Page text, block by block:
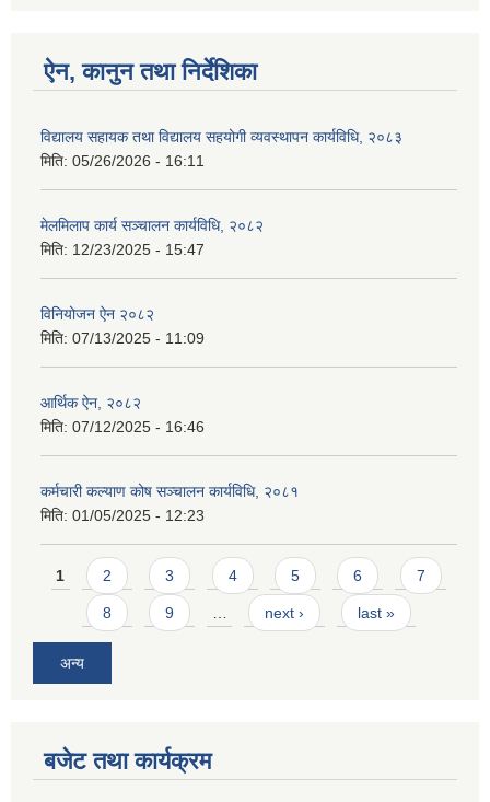
ऐन, कानुन तथा निर्देशिका
विद्यालय सहायक तथा विद्यालय सहयोगी व्यवस्थापन कार्यविधि, २०८३
मिति: 05/26/2026 - 16:11
मेलमिलाप कार्य सञ्चालन कार्यविधि, २०८२
मिति: 12/23/2025 - 15:47
विनियोजन ऐन २०८२
मिति: 07/13/2025 - 11:09
आर्थिक ऐन, २०८२
मिति: 07/12/2025 - 16:46
कर्मचारी कल्याण कोष सञ्चालन कार्यविधि, २०८१
मिति: 01/05/2025 - 12:23
Pages
1 2 3 4 5 6 7
8 9 next › last »
अन्य
बजेट तथा कार्यक्रम